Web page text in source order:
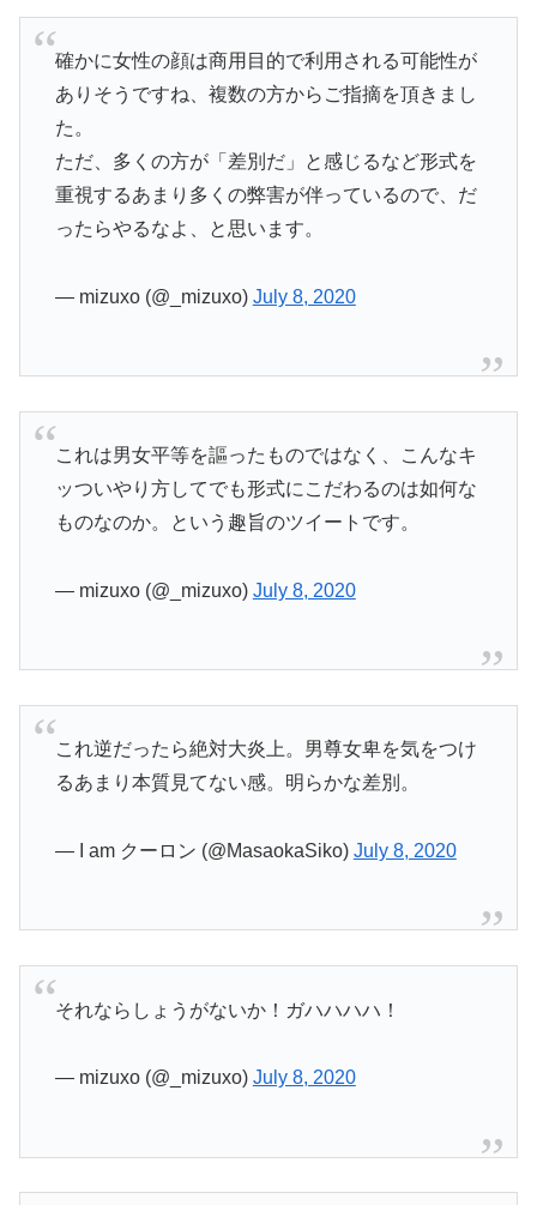
確かに女性の顔は商用目的で利用される可能性が
ありそうですね、複数の方からご指摘を頂きまし
た。
ただ、多くの方が「差別だ」と感じるなど形式を
重視するあまり多くの弊害が伴っているので、だ
ったらやるなよ、と思います。
— mizuxo (@_mizuxo) July 8, 2020
これは男女平等を謳ったものではなく、こんなキ
ッついやり方してでも形式にこだわるのは如何な
ものなのか。という趣旨のツイートです。
— mizuxo (@_mizuxo) July 8, 2020
これ逆だったら絶対大炎上。男尊女卑を気をつけ
るあまり本質見てない感。明らかな差別。
— I am クーロン (@MasaokaSiko) July 8, 2020
それならしょうがないか！ガハハハハ！
— mizuxo (@_mizuxo) July 8, 2020